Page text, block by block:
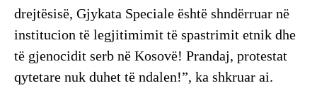
drejtësisë, Gjykata Speciale është shndërruar në
institucion të legjitimimit të spastrimit etnik dhe
të gjenocidit serb në Kosovë! Prandaj, protestat
qytetare nuk duhet të ndalen!”, ka shkruar ai.